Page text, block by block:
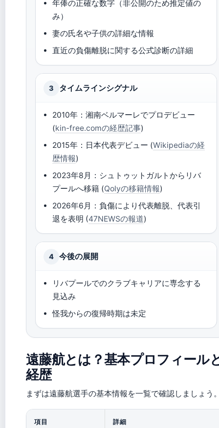
年俸の正確な数字（非公開のため推定値の
み）
妻の氏名や子供の詳細な情報
直近の負傷離脱に関する公式診断の詳細
3 タイムラインシグナル
2010年：湘南ベルマーレでプロデビュー
(kin-free.comの経歴記事)
2015年：日本代表デビュー (Wikipediaの経
歴情報)
2023年8月：シュトゥットガルトからリバ
プールへ移籍 (Qolyの移籍情報)
2026年6月：負傷により代表離脱、代表引
退を表明 (47NEWSの報道)
4 今後の展開
リバプールでのクラブキャリアに専念する
見込み
怪我からの復帰時期は未定
遠藤航とは？基本プロフィール
経歴
まずは遠藤航選手の基本情報を一覧で確認しましょう
項目 詳細